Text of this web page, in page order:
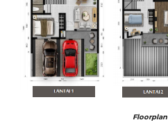
Floorplan